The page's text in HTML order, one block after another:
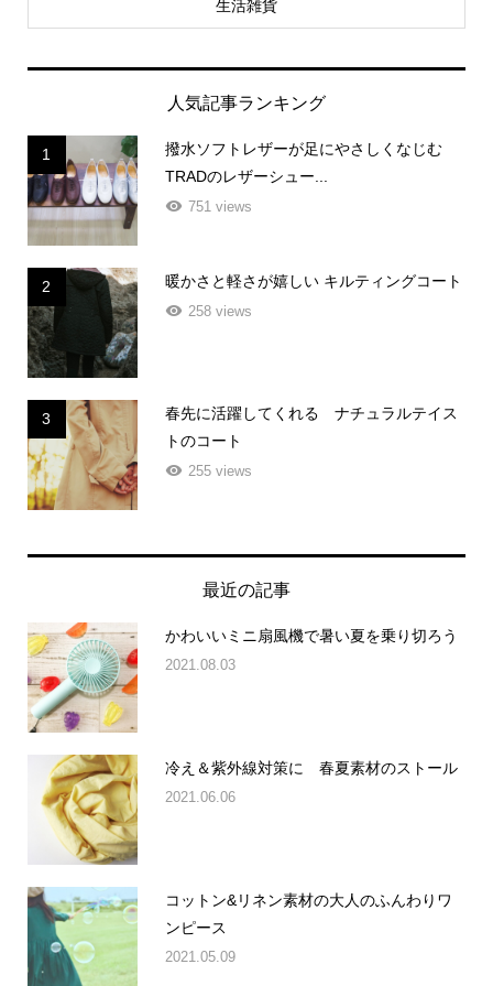
生活雑貨
人気記事ランキング
1
撥水ソフトレザーが足にやさしくなじむ
TRADのレザーシュー...
751 views
2 暖かさと軽さが嬉しい キルティングコート
258 views
3
春先に活躍してくれる ナチュラルテイス
トのコート
255 views
最近の記事
かわいいミニ扇風機で暑い夏を乗り切ろう
2021.08.03
冷え＆紫外線対策に 春夏素材のストール
2021.06.06
コットン&リネン素材の大人のふんわりワ
ンピース
2021.05.09